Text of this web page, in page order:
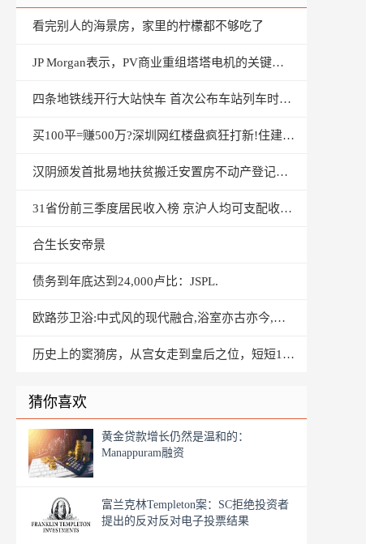
看完别人的海景房，家里的柠檬都不够吃了
JP Morgan表示，PV商业重组塔塔电机的关键驱动器
四条地铁线开行大站快车 首次公布车站列车时刻表
买100平=赚500万?深圳网红楼盘疯狂打新!住建局出手了
汉阴颁发首批易地扶贫搬迁安置房不动产登记证书
31省份前三季度居民收入榜 京沪人均可支配收入超5万
合生长安帝景
债务到年底达到24,000卢比：JSPL.
欧路莎卫浴:中式风的现代融合,浴室亦古亦今,独特意韵
历史上的窦漪房，从宫女走到皇后之位，短短16年时间，颠覆了人生
猜你喜欢
黄金贷款增长仍然是温和的：
Manappuram融资
富兰克林Templeton案：SC拒绝投资者
提出的反对反对电子投票结果